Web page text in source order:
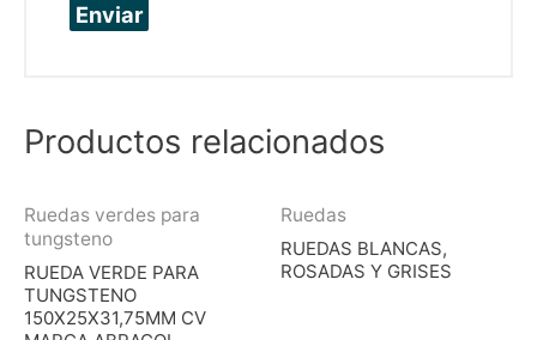
Productos relacionados
Ruedas verdes para
tungsteno
RUEDA VERDE PARA
TUNGSTENO
150X25X31,75MM CV
Ruedas
RUEDAS BLANCAS,
ROSADAS Y GRISES